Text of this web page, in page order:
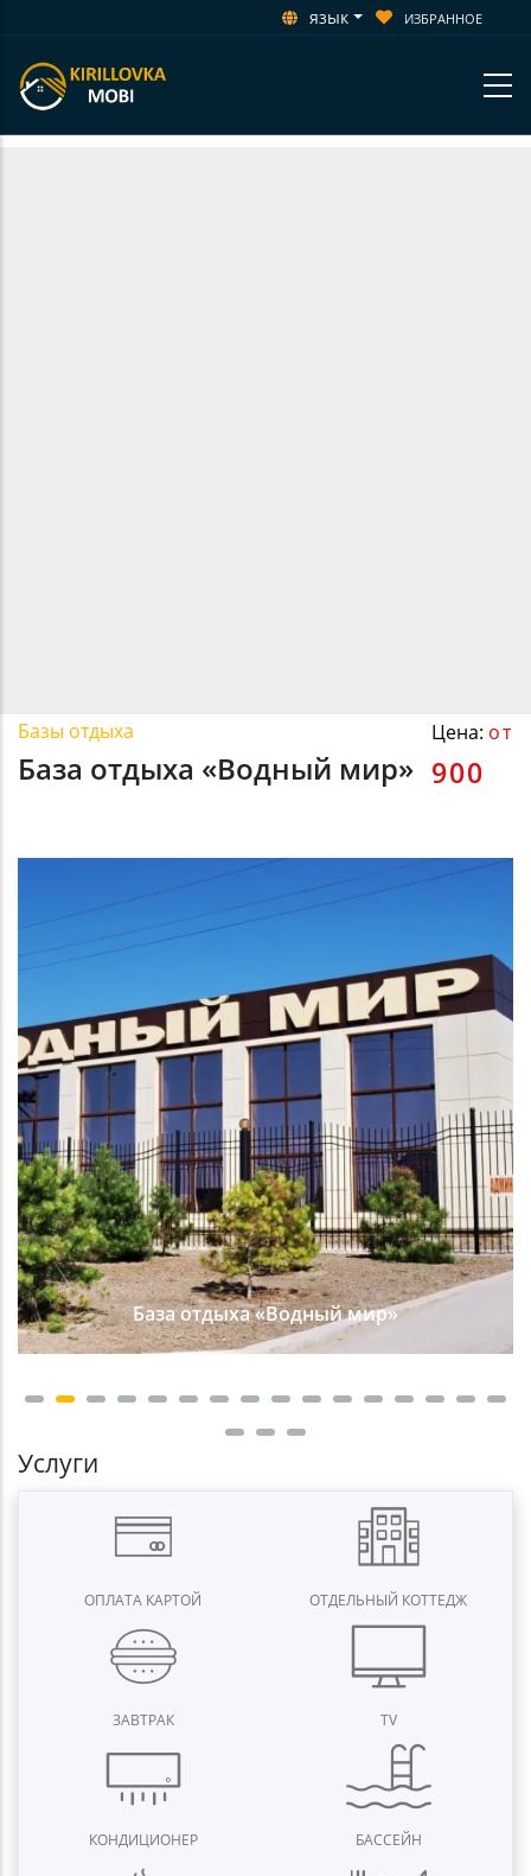
язык ИЗБРАННОЕ
Базы отдыха
База отдыха «Водный мир»
Цена: от
900
Услуги
ОПЛАТА КАРТОЙ ОТДЕЛЬНЫЙ КОТТЕДЖ
ЗАВТРАК TV
КОНДИЦИОНЕР БАССЕЙН
База отдыха «Водный мир»